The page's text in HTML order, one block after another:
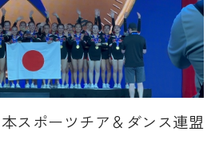
スポーツチア＆ダンス連盟